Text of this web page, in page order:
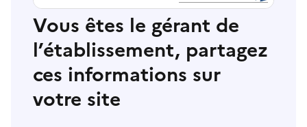
Vous êtes le gérant de
l’établissement, partagez
ces informations sur
votre site